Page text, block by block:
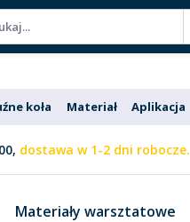
koła Materiał Aplikacja
dostawa w 1-2 dni robocze.
Materiały warsztatowe